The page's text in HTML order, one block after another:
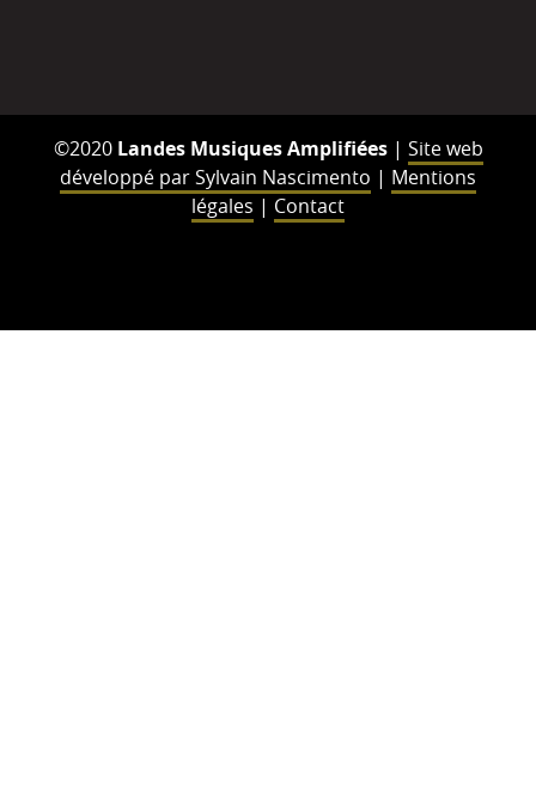
©2020 Landes Musiques Amplifiées| Site web
développé par Sylvain Nascimento | Mentions
légales | Contact